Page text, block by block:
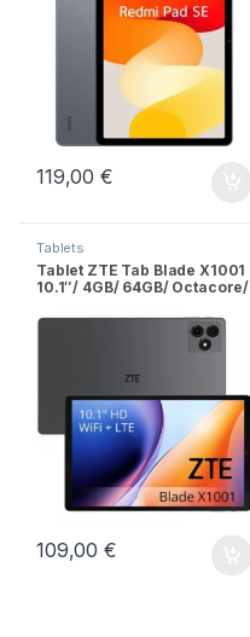
119,00€
Tablets
Tablet ZTE Tab Blade X1001
10.1″/ 4GB/ 64GB/ Octacore/
109,00€